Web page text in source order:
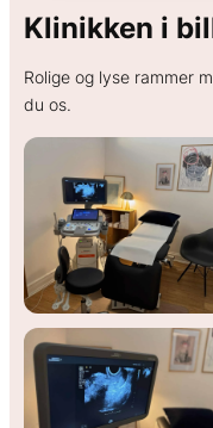
Klinikken i
Rolige og lyse rammer
du os.